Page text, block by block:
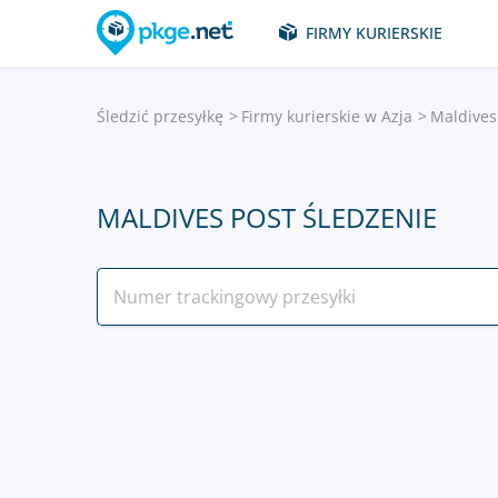
FIRMY KURIERSKIE
Śledzić przesyłkę Firmy kurierskie w Azja
MALDIVES POST ŚLEDZENIE